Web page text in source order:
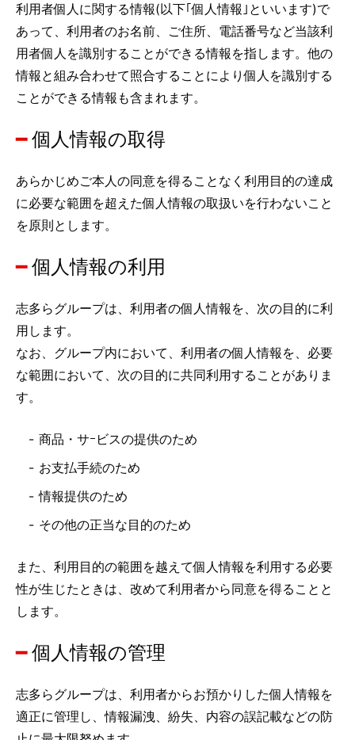
利用者個人に関する情報(以下｢個人情報｣といいます)で
あって、利用者のお名前、ご住所、電話番号など当該利
用者個人を識別することができる情報を指します。他の
情報と組み合わせて照合することにより個人を識別する
ことができる情報も含まれます。
個人情報の取得
あらかじめご本人の同意を得ることなく利用目的の達成
に必要な範囲を超えた個人情報の取扱いを行わないこと
を原則とします。
個人情報の利用
志多らグループは、利用者の個人情報を、次の目的に利
用します。
なお、グループ内において、利用者の個人情報を、必要
な範囲において、次の目的に共同利用することがありま
す。
商品・サｰビスの提供のため
お支払手続のため
情報提供のため
その他の正当な目的のため
また、利用目的の範囲を越えて個人情報を利用する必要
性が生じたときは、改めて利用者から同意を得ることと
します。
個人情報の管理
志多らグループは、利用者からお預かりした個人情報を
適正に管理し、情報漏洩、紛失、内容の誤記載などの防